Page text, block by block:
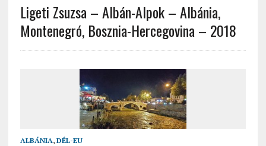
Ligeti Zsuzsa – Albán-Alpok – Albánia,
Montenegró, Bosznia-Hercegovina – 2018
ALBÁNIA, DÉL-EU